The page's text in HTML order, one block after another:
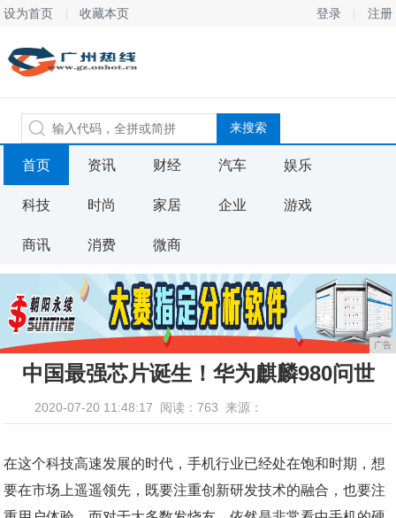
设为首页 收藏本页 登录 注册
首页 资讯 财经 汽车 娱乐
科技 时尚 家居 企业 游戏
商讯 消费 微商
广告
中国最强芯片诞生！华为麒麟980问世
2020-07-20 11:48:17 阅读：763 来源：
在这个科技高速发展的时代，手机行业已经处在饱和时期，想
要在市场上遥遥领先，既要注重创新研发技术的融合，也要注